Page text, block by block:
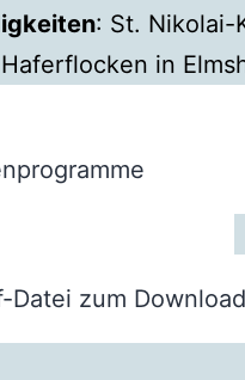
: St. Nikolai-
in
Datei zum Download